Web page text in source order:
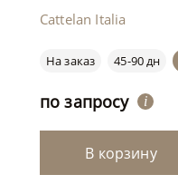
Cattelan Italia
На заказ 45-90 дн
по запросу i
В корзину